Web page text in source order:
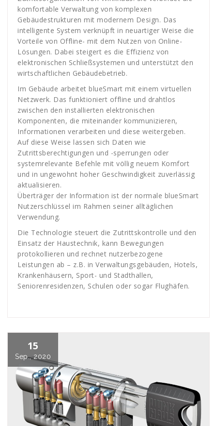
komfortable Verwaltung von komplexen
Gebäudestrukturen mit modernem Design. Das
intelligente System verknüpft in neuartiger Weise die
Vorteile von Offline- mit dem Nutzen von Online-
Lösungen. Dabei steigert es die Effizienz von
elektronischen Schließsystemen und unterstützt den
wirtschaftlichen Gebäudebetrieb.
Im Gebäude arbeitet blueSmart mit einem virtuellen
Netzwerk. Das funktioniert offline und drahtlos
zwischen den installierten elektronischen
Komponenten, die miteinander kommunizieren,
Informationen verarbeiten und diese weitergeben.
Auf diese Weise lassen sich Daten wie
Zutrittsberechtigungen und -sperrungen oder
systemrelevante Befehle mit völlig neuem Komfort
und in ungewohnt hoher Geschwindigkeit zuverlässig
aktualisieren.
Überträger der Information ist der normale blueSmart
Nutzerschlüssel im Rahmen seiner alltäglichen
Verwendung.
Die Technologie steuert die Zutrittskontrolle und den
Einsatz der Haustechnik, kann Bewegungen
protokollieren und rechnet nutzerbezogene
Leistungen ab – z.B. in Verwaltungsgebäuden, Hotels,
Krankenhäusern, Sport- und Stadthallen,
Seniorenresidenzen, Schulen oder sogar Flughäfen.
15
Sep., 2020